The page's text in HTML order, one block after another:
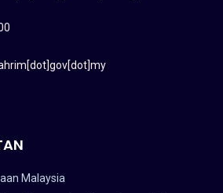
Malaysia